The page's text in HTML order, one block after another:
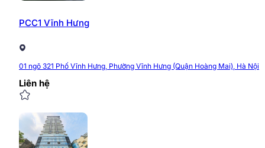
PCC1 Vĩnh Hưng
01 ngõ 321 Phố Vĩnh Hưng, Phường Vĩnh Hưng (Quận Hoàng Mai), Hà Nội
Liên hệ